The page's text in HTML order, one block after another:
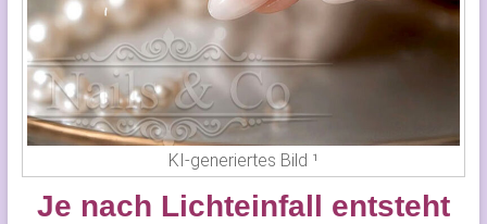
KI-generiertes Bild ¹
Je nach Lichteinfall entsteht